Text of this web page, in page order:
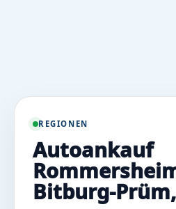
REGIONEN
Autoankauf
Bitburg-